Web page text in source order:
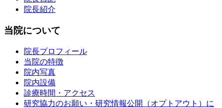
院長紹介
当院について
院長プロフィール
当院の特徴
院内写真
院内設備
診療時間・アクセス
研究協力のお願い・研究情報公開（オプトアウト）に